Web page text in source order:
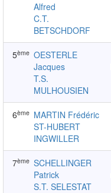
Alfred
C.T.
BETSCHDORF
5ème OESTERLE
Jacques
T.S.
MULHOUSIEN
6ème MARTIN Frédéric
ST-HUBERT
INGWILLER
7ème SCHELLINGER
Patrick
S.T. SELESTAT